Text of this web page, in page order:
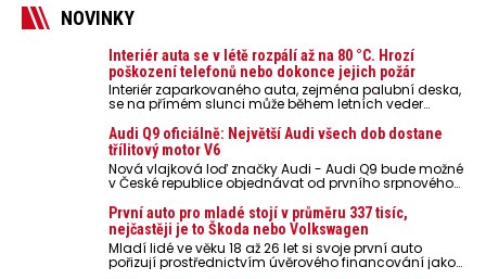
NOVINKY
Interiér auta se v létě rozpálí až na 80 °C. Hrozí
poškození telefonů nebo dokonce jejich požár
Interiér zaparkovaného auta, zejména palubní deska,
se na přímém slunci může během letních veder
nebezpečí pro odložené mobilní telefony, powerbanky
nebo notebooky. Můžou urychlit stárnutí baterií,
poškodit elektroniku a ve výjimečných případech i
zvýšit riziko požáru.
Audi Q9 oficiálně: Největší Audi všech dob dostane
třílitový motor V6
Nová vlajková loď značky Audi - Audi Q9 bude možné
v České republice objednávat od prvního srpnového
První auto pro mladé stojí v průměru 337 tisíc,
nejčastěji je to Škoda nebo Volkswagen
Mladí lidé ve věku 18 až 26 let si svoje první auto
pořizují prostřednictvím úvěrového financování jako